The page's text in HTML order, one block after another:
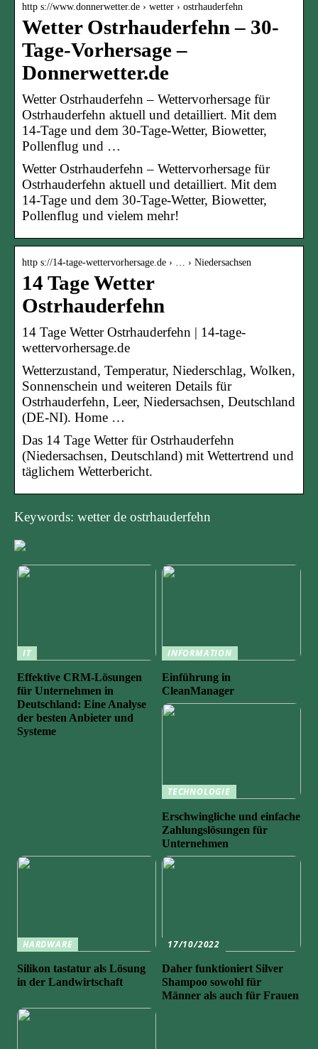
http s://www.donnerwetter.de › wetter › ostrhauderfehn
Wetter Ostrhauderfehn – 30-
Tage-Vorhersage –
Donnerwetter.de
Wetter Ostrhauderfehn – Wettervorhersage für
Ostrhauderfehn aktuell und detailliert. Mit dem
14-Tage und dem 30-Tage-Wetter, Biowetter,
Pollenflug und …
Wetter Ostrhauderfehn – Wettervorhersage für
Ostrhauderfehn aktuell und detailliert. Mit dem
14-Tage und dem 30-Tage-Wetter, Biowetter,
Pollenflug und vielem mehr!
http s://14-tage-wettervorhersage.de › … › Niedersachsen
14 Tage Wetter
Ostrhauderfehn
14 Tage Wetter Ostrhauderfehn | 14-tage-
wettervorhersage.de
Wetterzustand, Temperatur, Niederschlag, Wolken,
Sonnenschein und weiteren Details für
Ostrhauderfehn, Leer, Niedersachsen, Deutschland
(DE-NI). Home …
Das 14 Tage Wetter für Ostrhauderfehn
(Niedersachsen, Deutschland) mit Wettertrend und
täglichem Wetterbericht.
Keywords: wetter de ostrhauderfehn
IT
Effektive CRM-Lösungen
für Unternehmen in
Deutschland: Eine Analyse
der besten Anbieter und
Systeme
INFORMATION
Einführung in
CleanManager
TECHNOLOGIE
Erschwingliche und einfache
Zahlungslösungen für
Unternehmen
HARDWARE
Silikon tastatur als Lösung
in der Landwirtschaft
17/10/2022
Daher funktioniert Silver
Shampoo sowohl für
Männer als auch für Frauen